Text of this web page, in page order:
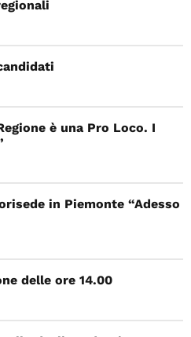
è una Pro Loco. I
in Piemonte “Adesso
delle ore 14.00